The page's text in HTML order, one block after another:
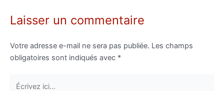
Laisser un commentaire
Votre adresse e-mail ne sera pas publiée. Les champs
obligatoires sont indiqués avec *
Écrivez